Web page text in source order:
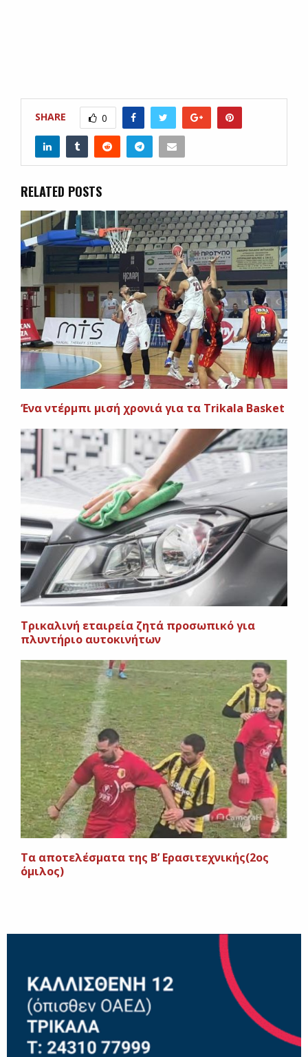
SHARE 0
RELATED POSTS
‘Ενα ντέρμπι μισή χρονιά για τα Trikala Basket
Τρικαλινή εταιρεία ζητά προσωπικό για
πλυντήριο αυτοκινήτων
Τα αποτελέσματα της Β’ Ερασιτεχνικής(2ος
όμιλος)